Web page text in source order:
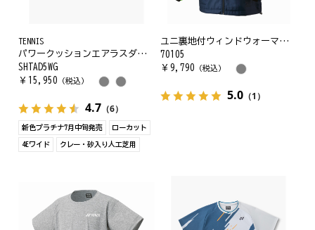
TENNIS
パワークッションエアラスダッシュ5ワイドGC
SHTAD5WG
￥ 15,950 （税込）
4.7 （6）
新色プラチナ7月中旬発売 ローカット
4Eワイド クレー・砂入り人工芝用
ユニ裏地付ウィンドウォーマーシャツ
70105
￥ 9,790 （税込）
5.0（1）